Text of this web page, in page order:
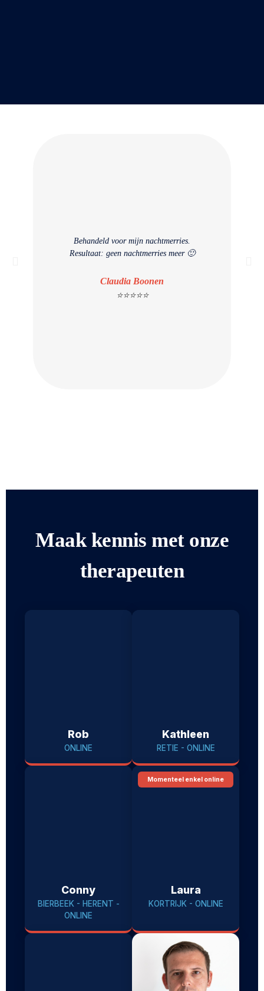
Behandeld voor mijn nachtmerries.
Resultaat: geen nachtmerries meer 🙂
Claudia Boonen
⭐⭐⭐⭐⭐
Maak kennis met onze
therapeuten
Rob
ONLINE
Kathleen
RETIE - ONLINE
Conny
BIERBEEK - HERENT -
ONLINE
Momenteel enkel online
Laura
KORTRIJK - ONLINE